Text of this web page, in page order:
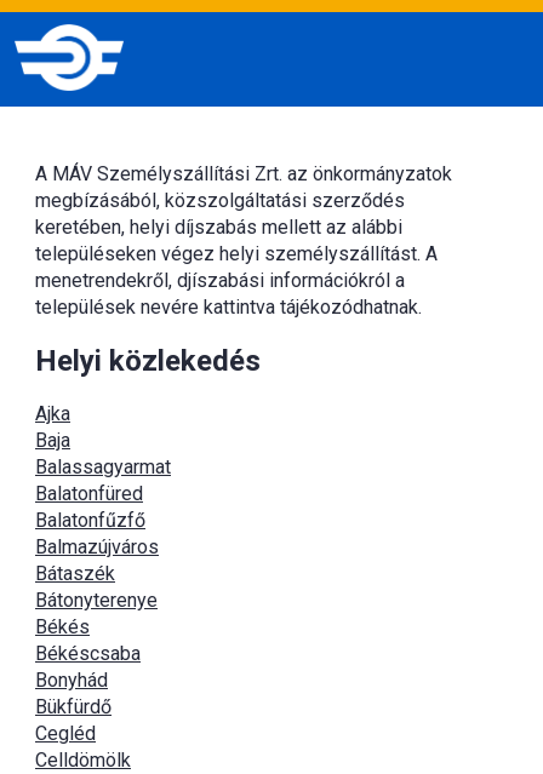
A MÁV Személyszállítási Zrt. az önkormányzatok
megbízásából, közszolgáltatási szerződés
keretében, helyi díjszabás mellett az alábbi
településeken végez helyi személyszállítást. A
menetrendekről, djíszabási információkról a
települések nevére kattintva tájékozódhatnak.
Helyi közlekedés
Ajka
Baja
Balassagyarmat
Balatonfüred
Balatonfűzfő
Balmazújváros
Bátaszék
Bátonyterenye
Békés
Békéscsaba
Bonyhád
Bükfürdő
Cegléd
Celldömölk